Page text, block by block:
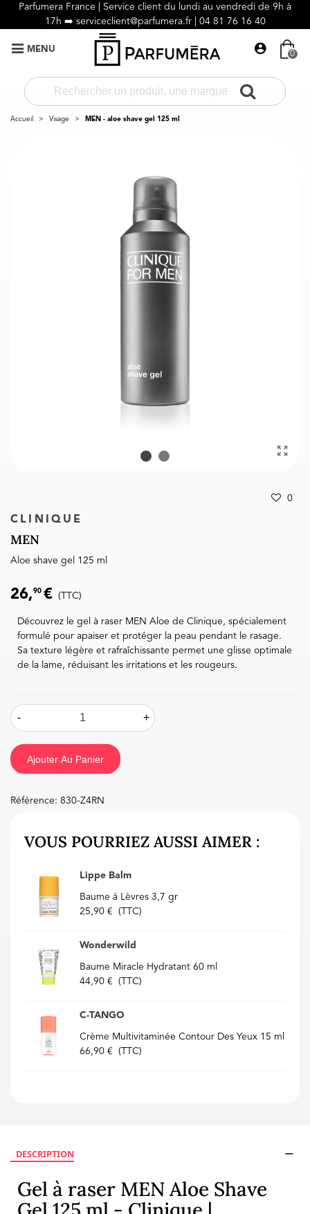
Parfumera France | Service client du lundi au vendredi de 9h à
17h ➡️ serviceclient@parfumera.fr | 04 81 76 16 40
MENU 0
Accueil > Visage > MEN - aloe shave gel 125 ml
0
CLINIQUE
MEN
Aloe shave gel 125 ml
26, 90 € (TTC)
Découvrez le gel à raser MEN Aloe de Clinique, spécialement
formulé pour apaiser et protéger la peau pendant le rasage.
Sa texture légère et rafraîchissante permet une glisse optimale
de la lame, réduisant les irritations et les rougeurs.
- +
Ajouter Au Panier
Référence: 830-Z4RN
VOUS POURRIEZ AUSSI AIMER :
Lippe Balm
Baume à Lèvres 3,7 gr
25,90 €
(TTC)
Wonderwild
Baume Miracle Hydratant 60 ml
44,90 €
(TTC)
C-TANGO
Crème Multivitaminée Contour Des Yeux 15 ml
66,90 €
(TTC)
DESCRIPTION
Gel à raser MEN Aloe Shave